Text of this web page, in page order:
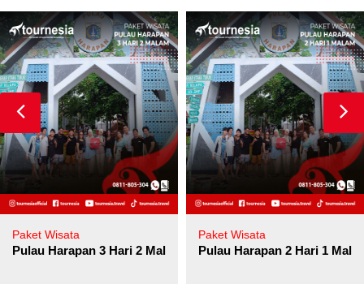
Paket Wisata
Pulau Harapan 3 Hari 2 Malam
Paket Wisata
Pulau Harapan 2 Hari 1